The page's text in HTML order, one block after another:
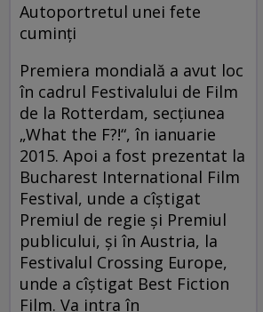
Autoportretul unei fete
cuminţi
Premiera mondială a avut loc
în cadrul Festivalului de Film
de la Rotterdam, secţiunea
„What the F?!“, în ianuarie
2015. Apoi a fost prezentat la
Bucharest International Film
Festival, unde a cîştigat
Premiul de regie şi Premiul
publicului, şi în Austria, la
Festivalul Crossing Europe,
unde a cîştigat Best Fiction
Film. Va intra în